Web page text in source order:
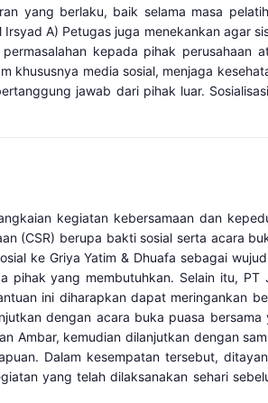
yang berlaku, baik selama masa
A) Petugas juga menekankan agar
kepada pihak perusahaan
media sosial, menjaga
jawab dari pihak luar.
kegiatan kebersamaan dan
(CSR) berupa bakti sosial serta acara
ke Griya Yatim & Dhuafa sebagai
yang membutuhkan. Selain itu, PT
ini diharapkan dapat meringankan
dengan acara buka puasa
Ambar, kemudian dilanjutkan dengan
Dalam kesempatan tersebut,
yang telah dilaksanakan sehari